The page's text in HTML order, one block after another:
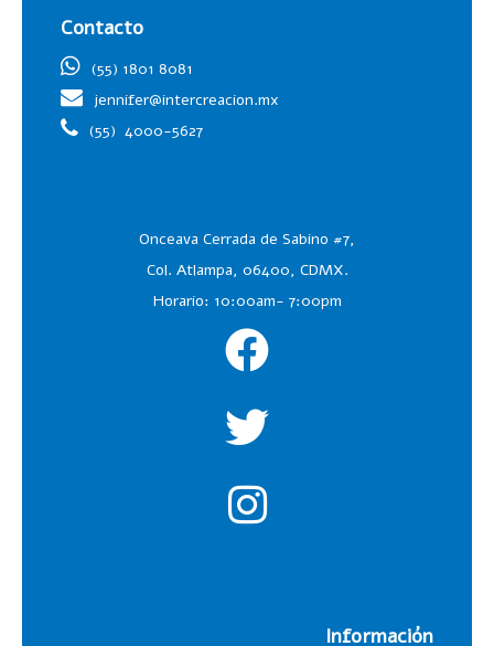
Contacto
(55) 1801 8081
jennifer@intercreacion.mx
(55) 4000-5627
Onceava Cerrada de Sabino #7,
Col. Atlampa, 06400, CDMX.
Horario: 10:00am- 7:00pm
Información